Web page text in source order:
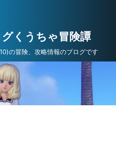
くうちゃ冒険譚
の冒険、攻略情報のブログです